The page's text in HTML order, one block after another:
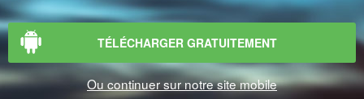
TÉLÉCHARGER GRATUITEMENT
Ou continuer sur notre site mobile